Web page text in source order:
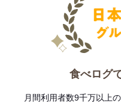
食べログ
月間利用者数9千万以上